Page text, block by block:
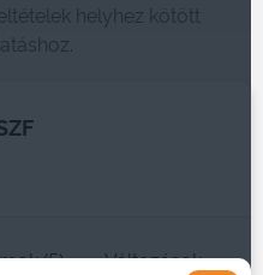
helyhez kötött
(5) Változások